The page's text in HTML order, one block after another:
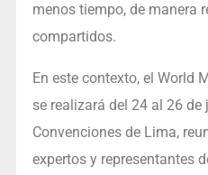
menos tiempo, de manera
compartidos.
En este contexto, el World
se realizará del 24 al 26 de
Convenciones de Lima,
expertos y representantes